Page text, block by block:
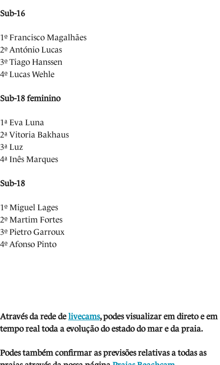
Sub-16
1º Francisco Magalhães
2º António Lucas
3º Tiago Hanssen
4º Lucas Wehle
Sub-18 feminino
1ª Eva Luna
2ª Vitoria Bakhaus
3ª Luz
4ª Inês Marques
Sub-18
1º Miguel Lages
2º Martim Fortes
3º Pietro Garroux
4º Afonso Pinto
Através da rede delivecams, podes visualizar em direto e em
tempo real toda a evolução do estado do mar e da praia.
Podes também confirmar as previsões relativas a todas as